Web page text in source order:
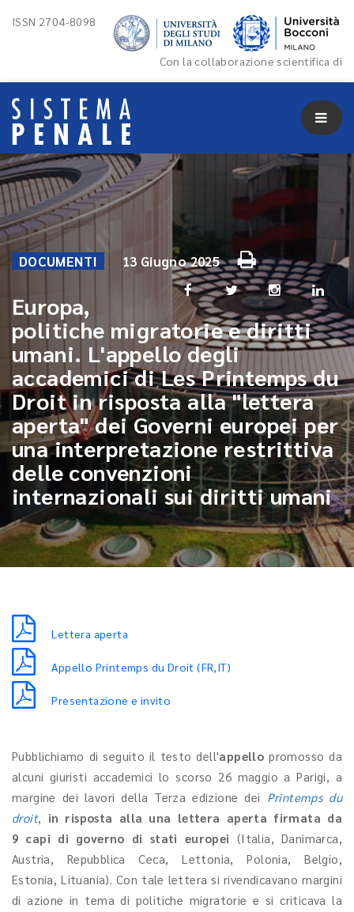
ISSN 2704-8098
Con la collaborazione scientifica di
DOCUMENTI 13 Giugno 2025
Europa,
politiche migratorie e diritti
umani. L'appello degli
accademici di Les Printemps du
Droit in risposta alla "lettera
aperta" dei Governi europei per
una interpretazione restrittiva
delle convenzioni
internazionali sui diritti umani
Lettera aperta
Appello Printemps du Droit (FR,IT)
Presentazione e invito
Pubblichiamo di seguito il testo dell'appello promosso da
alcuni giuristi accademici lo scorso 26 maggio a Parigi, a
margine dei lavori della Terza edizione dei Printemps du
droit, in risposta alla una lettera aperta firmata da
9 capi di governo di stati europei (Italia, Danimarca,
Austria, Repubblica Ceca, Lettonia, Polonia, Belgio,
Estonia, Lituania). Con tale lettera si rivendicavano margini
di azione in tema di politiche migratorie e si criticava la